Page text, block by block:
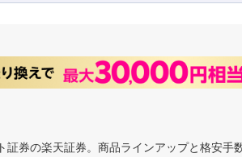
券の楽天証券。商品ラインアップと格安